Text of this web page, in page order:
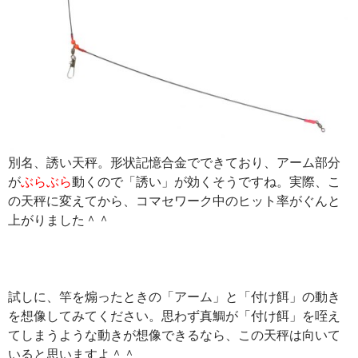
別名、誘い天秤。形状記憶合金でできており、アーム部分
が ぶらぶら動くので「誘い」が効くそうですね。実際、こ
の天秤に変えてから、コマセワーク中のヒット率がぐんと
上がりました＾＾
試しに、竿を煽ったときの「アーム」と「付け餌」の動き
を想像してみてください。思わず真鯛が「付け餌」を咥え
てしまうような動きが想像できるなら、この天秤は向いて
いると思いますよ＾＾